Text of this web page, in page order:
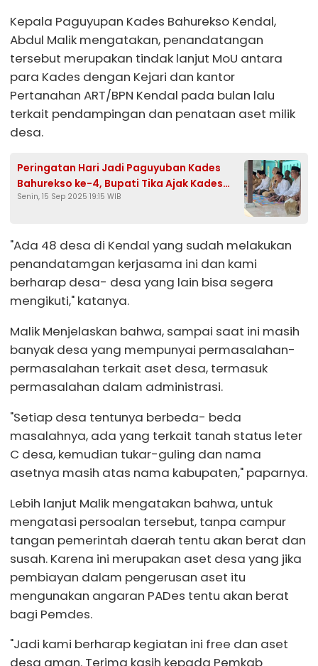
Kepala Paguyupan Kades Bahurekso Kendal,
Abdul Malik mengatakan, penandatangan
tersebut merupakan tindak lanjut MoU antara
para Kades dengan Kejari dan kantor
Pertanahan ART/BPN Kendal pada bulan lalu
terkait pendampingan dan penataan aset milik
desa.
Peringatan Hari Jadi Paguyuban Kades
Bahurekso ke-4, Bupati Tika Ajak Kades
Lanjutkan Perjuangan Para Pendahulu
Senin, 15 Sep 2025 19:15 WIB
"Ada 48 desa di Kendal yang sudah melakukan
penandatamgan kerjasama ini dan kami
berharap desa- desa yang lain bisa segera
mengikuti," katanya.
Malik Menjelaskan bahwa, sampai saat ini masih
banyak desa yang mempunyai permasalahan-
permasalahan terkait aset desa, termasuk
permasalahan dalam administrasi.
"Setiap desa tentunya berbeda- beda
masalahnya, ada yang terkait tanah status leter
C desa, kemudian tukar-guling dan nama
asetnya masih atas nama kabupaten," paparnya.
Lebih lanjut Malik mengatakan bahwa, untuk
mengatasi persoalan tersebut, tanpa campur
tangan pemerintah daerah tentu akan berat dan
susah. Karena ini merupakan aset desa yang jika
pembiayan dalam pengerusan aset itu
mengunakan angaran PADes tentu akan berat
bagi Pemdes.
"Jadi kami berharap kegiatan ini free dan aset